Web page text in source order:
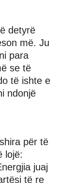
detyrë
më. Ju
para
se të
të ishte e
ndonjë
për të
lojë:
juaj
të re